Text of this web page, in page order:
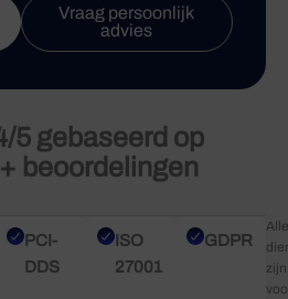
Vraag persoonlijk
advies
5 gebaseerd op
beoordelingen
PCI-
DDS
ISO
27001
GDPR
Alle
zijn